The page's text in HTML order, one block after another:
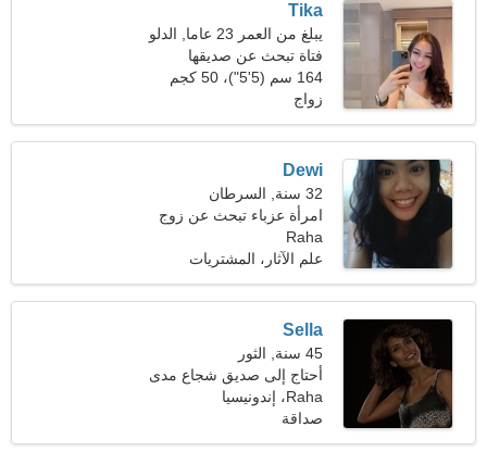
Tika
يبلغ من العمر 23 عاما, الدلو
فتاة تبحث عن صديقها
164 سم (5'5")، 50 كجم
(110 رطل)زواج
Dewi
32 سنة, السرطان
امرأة عزباء تبحث عن زوج
Raha
علم الآثار، المشتريات
Sella
45 سنة, الثور
أحتاج إلى صديق شجاع مدى
الحياة
Raha، إندونيسيا
صداقة